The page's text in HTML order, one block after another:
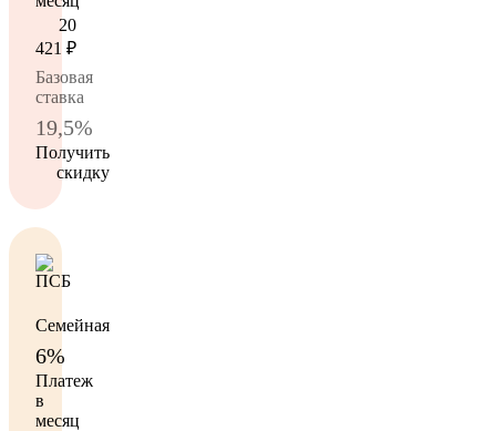
20
421 ₽
Базовая
ставка
19,5%
Получить
скидку
Семейная
6%
Платеж
в
месяц